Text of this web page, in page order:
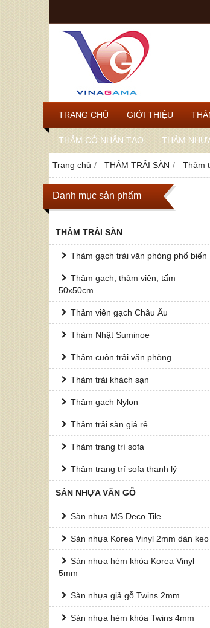
TRANG CHỦ GIỚI THIỆU
THẢM CỎ NHÂN TẠO THẢM
Trang chủ THẢM TRẢI SÀN Thảm
Danh mục sản phẩm
THẢM TRẢI SÀN
Thảm gạch trải văn phòng phổ biến
Thảm gạch, thảm viên, tấm
50x50cm
Thảm viên gạch Châu Âu
Thảm Nhật Suminoe
Thảm cuộn trải văn phòng
Thảm trải khách sạn
Thảm gạch Nylon
Thảm trải sàn giá rẻ
Thảm trang trí sofa
Thảm trang trí sofa thanh lý
SÀN NHỰA VÂN GỖ
Sàn nhựa MS Deco Tile
Sàn nhựa Korea Vinyl 2mm dán keo
Sàn nhựa hèm khóa Korea Vinyl
5mm
Sàn nhựa giả gỗ Twins 2mm
Sàn nhựa hèm khóa Twins 4mm